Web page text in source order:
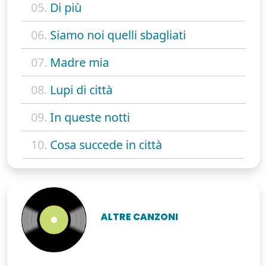
05. Di più
06. Siamo noi quelli sbagliati
07. Madre mia
08. Lupi di città
09. In queste notti
10. Cosa succede in città
ALTRE CANZONI